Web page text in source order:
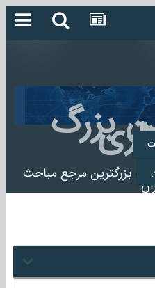
بزرگ
بزرگترین مرجع مباحث